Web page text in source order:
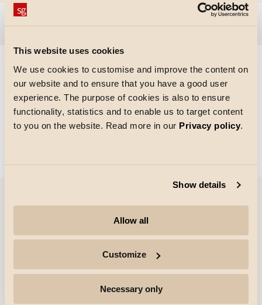
This website uses cookies
We use cookies to customise and improve the content on
our website and to ensure that you have a good user
experience. The purpose of cookies is also to ensure
functionality, statistics and to enable us to target content
to you on the website. Read more in our Privacy policy.
Show details
Allow all
Customize
Necessary only
Näytä suodattimet
Ruudukon koko
Ladataan
Ammattilaiset